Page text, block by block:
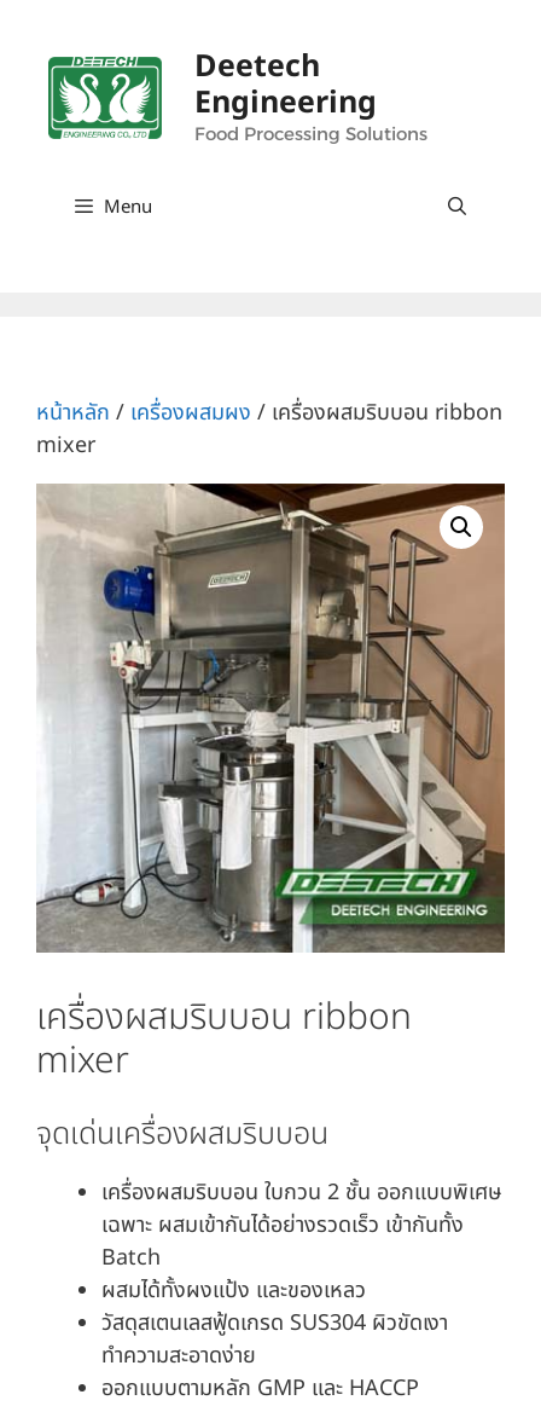
Deetech
Engineering
Food Processing Solutions
Menu
หน้าหลัก / เครื่องผสมผง / เครื่องผสมริบบอน ribbon
mixer
เครื่องผสมริบบอน ribbon
mixer
จุดเด่นเครื่องผสมริบบอน
เครื่องผสมริบบอน ใบกวน 2 ชั้น ออกแบบพิเศษ
เฉพาะ ผสมเข้ากันได้อย่างรวดเร็ว เข้ากันทั้ง
Batch
ผสมได้ทั้งผงแป้ง และของเหลว
วัสดุสเตนเลสฟู้ดเกรด SUS304 ผิวขัดเงา
ทำความสะอาดง่าย
ออกแบบตามหลัก GMP และ HACCP